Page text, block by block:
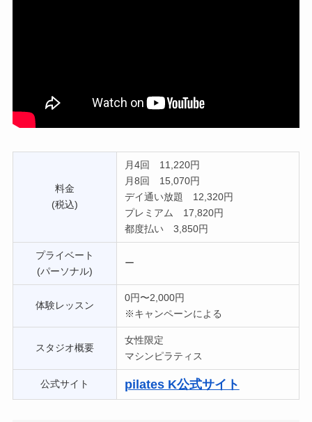
料金
(税込)
月4回 11,220円
月8回 15,070円
デイ通い放題 12,320円
プレミアム 17,820円
都度払い 3,850円
プライベート
(パーソナル)
ー
体験レッスン
0円〜2,000円
※キャンペーンによる
スタジオ概要
女性限定
マシンピラティス
公式サイト pilates K公式サイト